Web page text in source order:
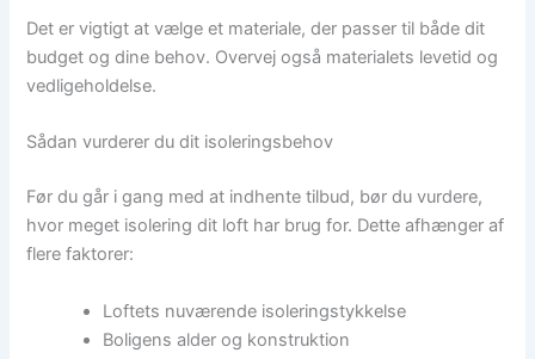
Det er vigtigt at vælge et materiale, der passer til både dit
budget og dine behov. Overvej også materialets levetid og
vedligeholdelse.
Sådan vurderer du dit isoleringsbehov
Før du går i gang med at indhente tilbud, bør du vurdere,
hvor meget isolering dit loft har brug for. Dette afhænger af
flere faktorer:
Loftets nuværende isoleringstykkelse
Boligens alder og konstruktion